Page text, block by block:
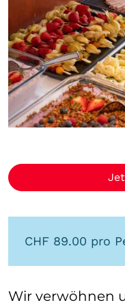
CHF 89.00 pro
Wir verwöhnen